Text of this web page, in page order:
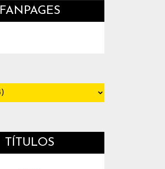
FANPAGES
TÍTULOS